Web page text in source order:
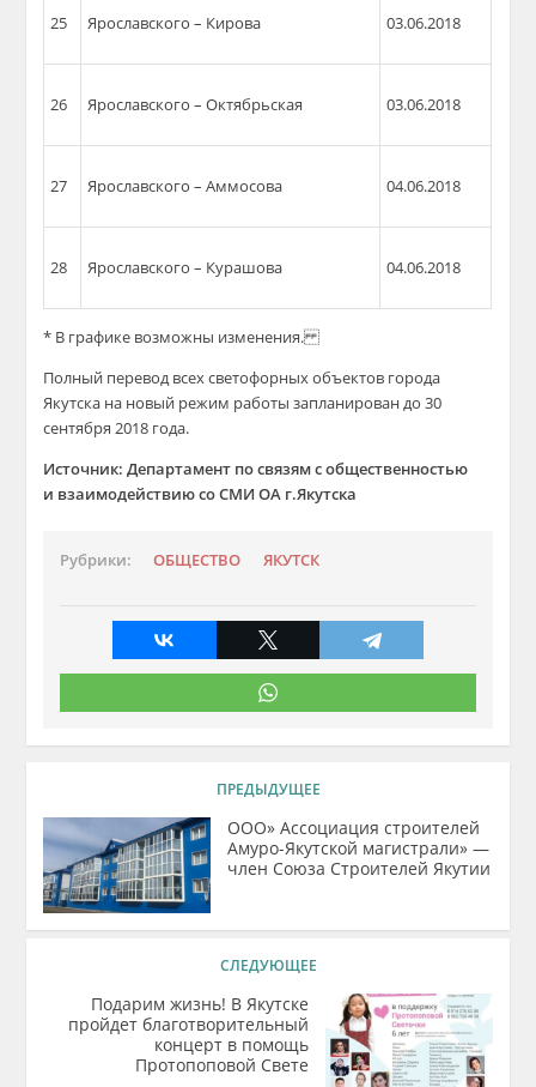
25 Ярославского – Кирова 03.06.2018
26 Ярославского – Октябрьская 03.06.2018
27 Ярославского –Аммосова 04.06.2018
28 Ярославского – Курашова 04.06.2018
* В графике возможны изменения.
Полный перевод всех светофорных объектов города
Якутска на новый режим работы запланирован до 30
сентября 2018 года.
Источник: Департамент по связям с общественностью
и взаимодействию со СМИ ОА г.Якутска
Рубрики: ОБЩЕСТВО ЯКУТСК
ПРЕДЫДУЩЕЕ
ООО» Ассоциация строителей
Амуро-Якутской магистрали» —
член Союза Строителей Якутии
СЛЕДУЮЩЕЕ
Подарим жизнь! В Якутске
пройдет благотворительный
концерт в помощь
Протопоповой Свете